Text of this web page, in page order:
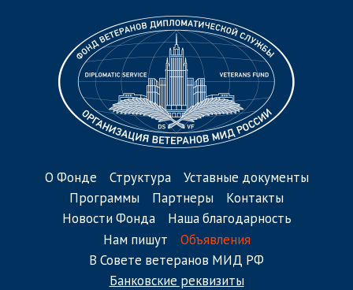
О Фонде Структура
Уставные документы
Программы
Партнеры
Контакты
Новости Фонда
Наша благодарность
Нам пишут
Объявления
В Совете ветеранов МИД РФ
Банковские реквизиты